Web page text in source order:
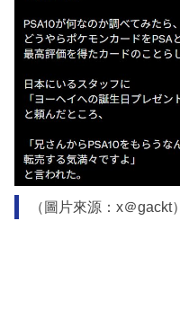
（圖片來源：x＠gackt）